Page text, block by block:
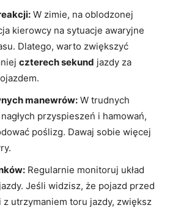
W zimie, na oblodzonej
kierowcy⁣ na sytuacje ⁢awaryjne
Dlatego, warto zwiększyć
czterech sekund jazdy za
manewrów: W trudnych
przyspieszeń i hamowań,
poślizg. Dawaj sobie więcej
Regularnie monitoruj układ
Jeśli widzisz, że pojazd ⁣przed
⁢z utrzymaniem toru⁣ jazdy, zwiększ